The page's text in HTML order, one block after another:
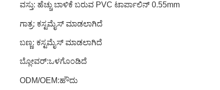
ವಸ್ತು: ಹೆಚ್ಚು ಬಾಳಿಕೆ ಬರುವ PVC ಟಾರ್ಪಾಲಿನ್ 0.55mm
ಗಾತ್ರ: ಕಸ್ಟಮೈಸ್ ಮಾಡಲಾಗಿದೆ
ಬಣ್ಣ: ಕಸ್ಟಮೈಸ್ ಮಾಡಲಾಗಿದೆ
ಬ್ಲೋವರ್:ಒಳಗೊಂಡಿದೆ
ODM/OEM:ಹೌದು